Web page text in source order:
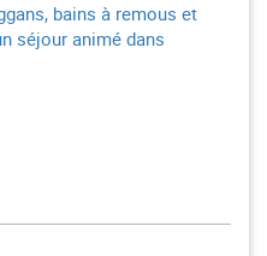
bains à remous et
séjour animé dans